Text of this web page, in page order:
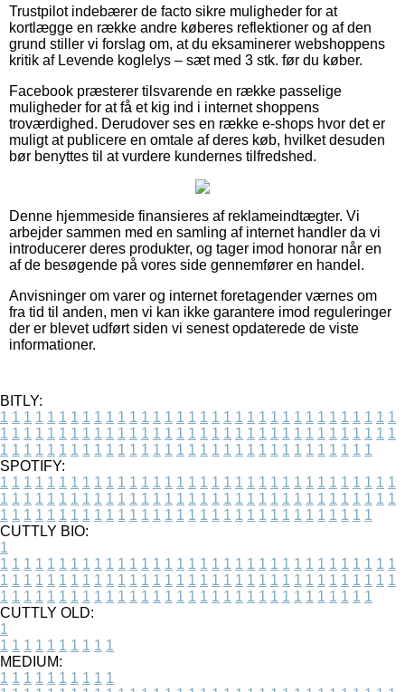
Trustpilot indebærer de facto sikre muligheder for at
kortlægge en række andre køberes reflektioner og af den
grund stiller vi forslag om, at du eksaminerer webshoppens
kritik af Levende koglelys – sæt med 3 stk. før du køber.
Facebook præsterer tilsvarende en række passelige
muligheder for at få et kig ind i internet shoppens
troværdighed. Derudover ses en række e-shops hvor det er
muligt at publicere en omtale af deres køb, hvilket desuden
bør benyttes til at vurdere kundernes tilfredshed.
Denne hjemmeside finansieres af reklameindtægter. Vi
arbejder sammen med en samling af internet handler da vi
introducerer deres produkter, og tager imod honorar når en
af de besøgende på vores side gennemfører en handel.
Anvisninger om varer og internet foretagender værnes om
fra tid til anden, men vi kan ikke garantere imod reguleringer
der er blevet udført siden vi senest opdaterede de viste
informationer.
BITLY:
1 1 1 1 1 1 1 1 1 1 1 1 1 1 1 1 1 1 1 1 1 1 1 1 1 1 1 1 1 1 1 1 1 1
1 1 1 1 1 1 1 1 1 1 1 1 1 1 1 1 1 1 1 1 1 1 1 1 1 1 1 1 1 1 1 1 1 1
1 1 1 1 1 1 1 1 1 1 1 1 1 1 1 1 1 1 1 1 1 1 1 1 1 1 1 1 1 1 1 1
SPOTIFY:
1 1 1 1 1 1 1 1 1 1 1 1 1 1 1 1 1 1 1 1 1 1 1 1 1 1 1 1 1 1 1 1 1 1
1 1 1 1 1 1 1 1 1 1 1 1 1 1 1 1 1 1 1 1 1 1 1 1 1 1 1 1 1 1 1 1 1 1
1 1 1 1 1 1 1 1 1 1 1 1 1 1 1 1 1 1 1 1 1 1 1 1 1 1 1 1 1 1 1 1
CUTTLY BIO:
1
1 1 1 1 1 1 1 1 1 1 1 1 1 1 1 1 1 1 1 1 1 1 1 1 1 1 1 1 1 1 1 1 1 1
1 1 1 1 1 1 1 1 1 1 1 1 1 1 1 1 1 1 1 1 1 1 1 1 1 1 1 1 1 1 1 1 1 1
1 1 1 1 1 1 1 1 1 1 1 1 1 1 1 1 1 1 1 1 1 1 1 1 1 1 1 1 1 1 1 1
CUTTLY OLD:
1
1 1 1 1 1 1 1 1 1 1
MEDIUM:
1 1 1 1 1 1 1 1 1 1